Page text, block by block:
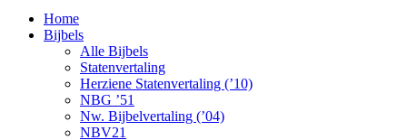
Home
Bijbels
Alle Bijbels
Statenvertaling
Herziene Statenvertaling (’10)
NBG ’51
Nw. Bijbelvertaling (’04)
NBV21